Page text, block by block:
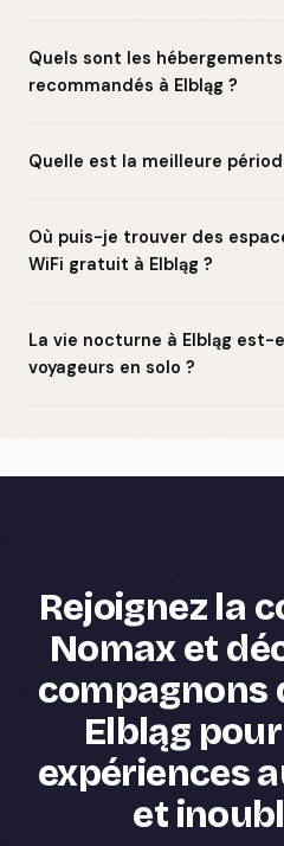
Quels sont les
recommandés à Elbląg ?
Quelle est la meilleure
Où puis-je trouver des
WiFi gratuit à Elbląg ?
La vie nocturne à Elbląg est-
voyageurs en solo ?
Rejoignez la
Nomax et
compagnons
Elbląg
expériences
et